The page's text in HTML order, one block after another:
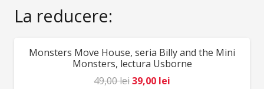
La reducere:
REDUCERI!
Monsters Move House, seria Billy and the Mini
Monsters, lectura Usborne
49,00leiPrețul
39,00 lei